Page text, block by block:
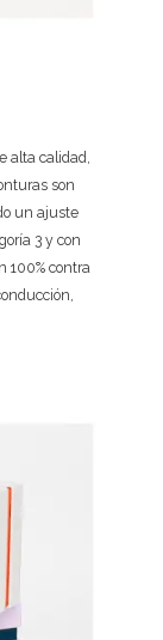
alta calidad,
son
un ajuste
3 y con
100% contra